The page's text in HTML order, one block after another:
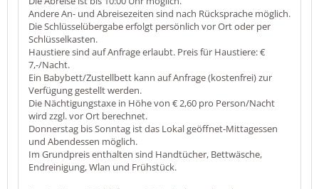
Andere An- und Abreisezeiten sind nach Rücksprache möglich.
Die Schlüsselübergabe erfolgt persönlich vor Ort oder per
Schlüsselkasten.
Haustiere sind auf Anfrage erlaubt. Preis für Haustiere: €
7,-/Nacht.
Ein Babybett/Zustellbett kann auf Anfrage (kostenfrei) zur
Verfügung gestellt werden.
Die Nächtigungstaxe in Höhe von € 2,60 pro Person/Nacht
wird zzgl. vor Ort berechnet.
Donnerstag bis Sonntag ist das Lokal geöffnet-Mittagessen
und Abendessen möglich.
Im Grundpreis enthalten sind Handtücher, Bettwäsche,
Endreinigung, Wlan und Frühstück.